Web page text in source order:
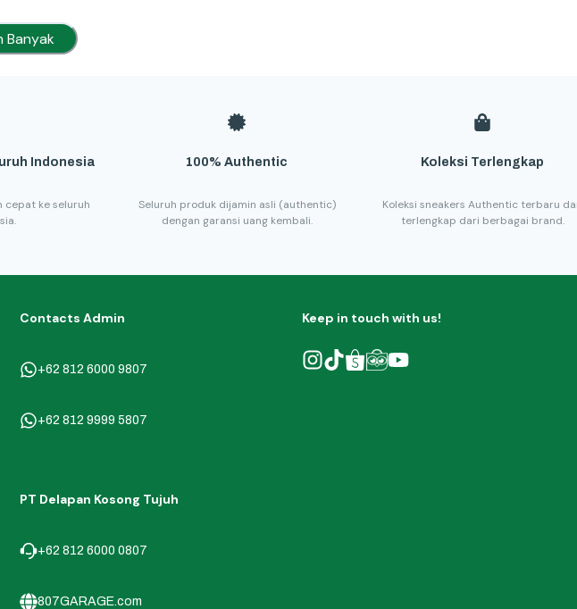
Banyak
Indonesia
cepat ke seluruh
100% Authentic
Seluruh produk dijamin asli (authentic)
dengan garansi uang kembali.
Koleksi Terlengkap
Koleksi sneakers Authentic terbaru
terlengkap dari berbagai brand.
Contacts Admin
+62 812 6000 9807
+62 812 9999 5807
PT Delapan Kosong Tujuh
+62 812 6000 0807
807GARAGE.com
Keep in touch with us!